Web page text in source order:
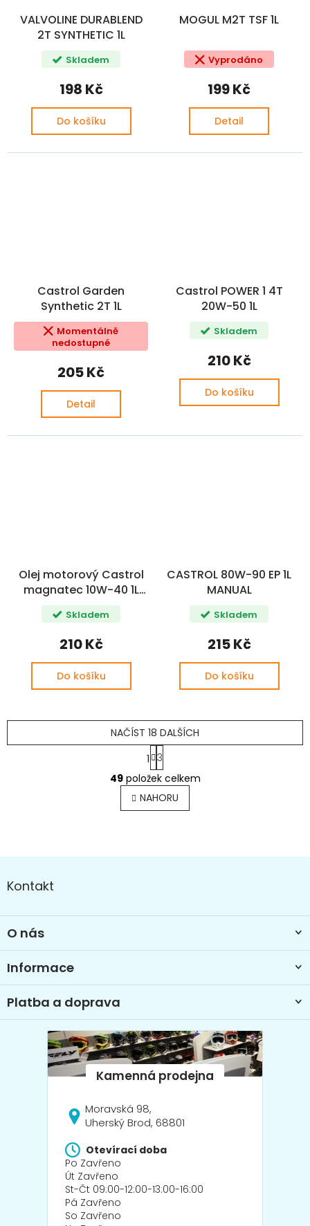
VALVOLINE DURABLEND
2T SYNTHETIC 1L
Skladem
198 Kč
Do košíku
MOGUL M2T TSF 1L
Vyprodáno
199 Kč
Detail
Castrol Garden
Synthetic 2T 1L
Momentálně
nedostupné
205 Kč
Detail
Castrol POWER 1 4T
20W-50 1L
Skladem
210 Kč
Do košíku
Olej motorový Castrol
magnatec 10W-40 1L
A3/B4
Skladem
210 Kč
Do košíku
CASTROL 80W-90 EP 1L
MANUAL
Skladem
215 Kč
Do košíku
O
v
l
á
k
ý
i
NAČÍST 18 DALŠÍCH
S
t
r
á
n
k
1 3
49položek celkem
NAHORU
á
pKontakt
O nás
Informace
Platba a doprava
Moravská 98,
Uherský Brod, 68801
Otevírací doba
Po Zavřeno
Út Zavřeno
St-Čt 09:00-12:00-13:00-16:00
Pá Zavřeno
So Zavřeno